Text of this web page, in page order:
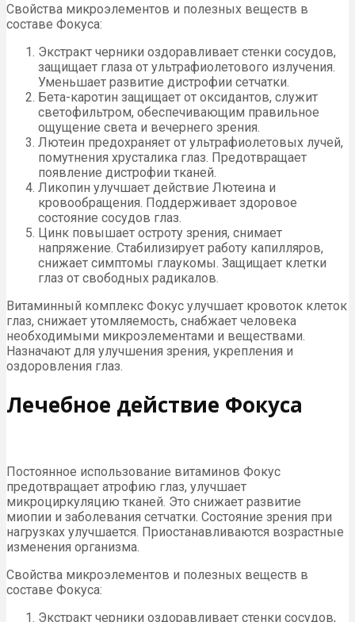
Свойства микроэлементов и полезных веществ в
составе Фокуса:
Экстракт черники оздоравливает стенки сосудов,
защищает глаза от ультрафиолетового излучения.
Уменьшает развитие дистрофии сетчатки.
Бета-каротин защищает от оксидантов, служит
светофильтром, обеспечивающим правильное
ощущение света и вечернего зрения.
Лютеин предохраняет от ультрафиолетовых лучей,
помутнения хрусталика глаз. Предотвращает
появление дистрофии тканей.
Ликопин улучшает действие Лютеина и
кровообращения. Поддерживает здоровое
состояние сосудов глаз.
Цинк повышает остроту зрения, снимает
напряжение. Стабилизирует работу капилляров,
снижает симптомы глаукомы. Защищает клетки
глаз от свободных радикалов.
Витаминный комплекс Фокус улучшает кровоток клеток
глаз, снижает утомляемость, снабжает человека
необходимыми микроэлементами и веществами.
Назначают для улучшения зрения, укрепления и
оздоровления глаз.
Лечебное действие Фокуса
Постоянное использование витаминов Фокус
предотвращает атрофию глаз, улучшает
микроциркуляцию тканей. Это снижает развитие
миопии и заболевания сетчатки. Состояние зрения при
нагрузках улучшается. Приостанавливаются возрастные
изменения организма.
Свойства микроэлементов и полезных веществ в
составе Фокуса:
Экстракт черники оздоравливает стенки сосудов,